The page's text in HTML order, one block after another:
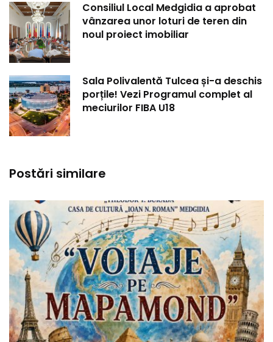
Consiliul Local Medgidia a aprobat
vânzarea unor loturi de teren din
noul proiect imobiliar
Sala Polivalentă Tulcea și-a deschis
porțile! Vezi Programul complet al
meciurilor FIBA U18
Postări similare